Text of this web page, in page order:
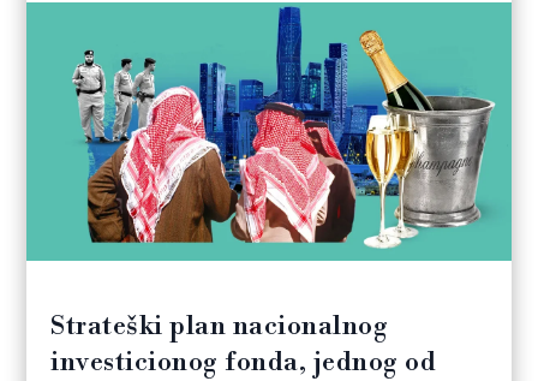
Strateški plan nacionalnog
investicionog fonda, jednog od